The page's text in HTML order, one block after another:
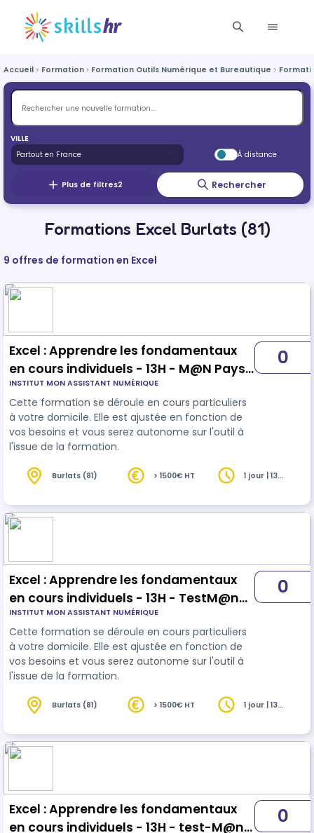
Accueil Formation Formation Outils Numérique et Bureautique
VILLE
À distance
Plus de filtres2 Rechercher
Formations Excel Burlats (81)
9 offres de formation en Excel
Excel : Apprendre les fondamentaux
en cours individuels - 13H - M@N Pays
boulonnais
INSTITUT MON ASSISTANT NUMÉRIQUE
Cette formation se déroule en cours particuliers
à votre domicile. Elle est ajustée en fonction de
vos besoins et vous serez autonome sur l'outil à
l'issue de la formation.
0
Burlats (81) > 1500€ HT
1 jour | 13
Excel : Apprendre les fondamentaux
en cours individuels - 13H - TestM@n
Grand Pic Saint Loup
INSTITUT MON ASSISTANT NUMÉRIQUE
Cette formation se déroule en cours particuliers
à votre domicile. Elle est ajustée en fonction de
vos besoins et vous serez autonome sur l'outil à
l'issue de la formation.
0
Burlats (81) > 1500€ HT
1 jour | 13
Excel : Apprendre les fondamentaux
en cours individuels - 13H - test-M@n
0